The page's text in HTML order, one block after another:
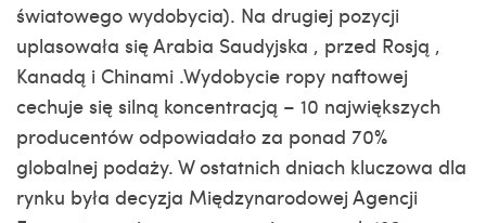
światowego wydobycia). Na drugiej pozycji
uplasowała się Arabia Saudyjska , przed Rosją ,
Kanadą i Chinami .Wydobycie ropy naftowej
cechuje się silną koncentracją – 10 największych
producentów odpowiadało za ponad 70%
globalnej podaży. W ostatnich dniach kluczowa dla
rynku była decyzja Międzynarodowej Agencji